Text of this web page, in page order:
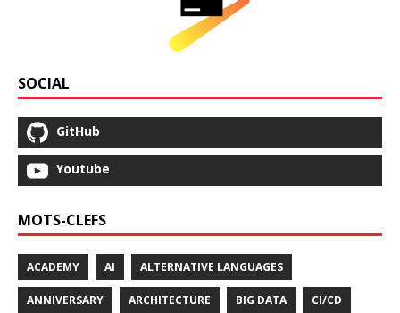
SOCIAL
GitHub
Youtube
MOTS-CLEFS
ACADEMY AI ALTERNATIVE LANGUAGES
ANNIVERSARY ARCHITECTURE BIG DATA CI/CD